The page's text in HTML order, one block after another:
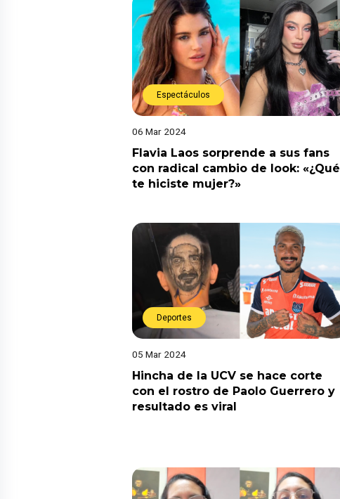
Espectáculos
06 Mar 2024
Flavia Laos sorprende a sus fans
con radical cambio de look: «¿Qué
te hiciste mujer?»
Deportes
05 Mar 2024
Hincha de la UCV se hace corte
con el rostro de Paolo Guerrero y
resultado es viral